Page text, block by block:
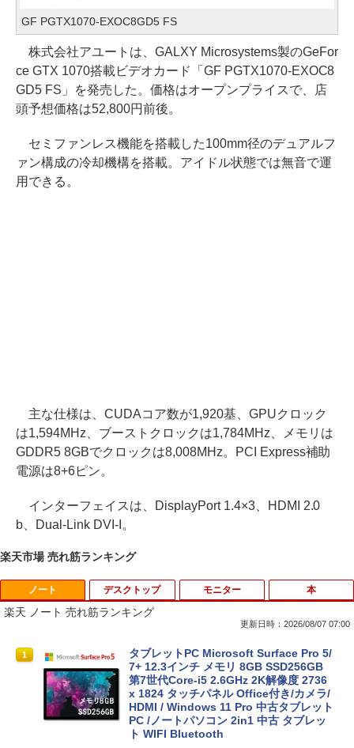
GF PGTX1070-EXOC8GD5 FS
株式会社アユートは、GALXY Microsystems製のGeFor
ce GTX 1070搭載ビデオカード「GF PGTX1070-EXOC8
GD5 FS」を発売した。価格はオープンプライスで、店
頭予想価格は52,800円前後。
セミファンレス機能を搭載した100mm径のデュアルフ
ァン構成の冷却機構を搭載。アイドル状態では無音で運
用できる。
主な仕様は、CUDAコア数が1,920基、GPUクロック
は1,594MHz、ブーストクロックは1,784MHz、メモリは
GDDR5 8GBでクロックは8,008MHz。PCI Express補助
電源は8+6ピン。
インターフェイスは、DisplayPort 1.4×3、HDMI 2.0
b、Dual-Link DVI-I。
楽天市場 売れ筋ランキング
ノート
楽天 ノート 売れ筋ランキング
更新日時：2026/08/07 07:00
1
タブレットPC Microsoft Surface Pro 5/
7+ 12.3インチ メモリ 8GB SSD256GB
第7世代Core-i5 2.6GHz 2K解像度 2736
x 1824 タッチパネル Office付き/カメラ/
HDMI / Windows 11 Pro 中古タブレット
PC /ノートパソコン 2in1 中古 タブレッ
ト WIFI Bluetooth
デスクトップ モニター 本